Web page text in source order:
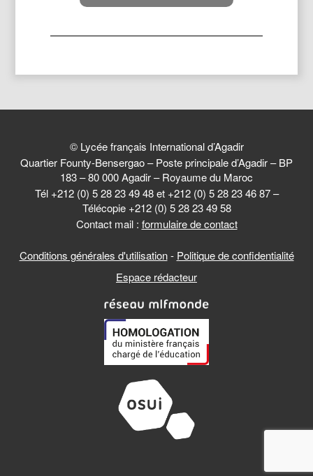
© Lycée français International d’Agadir
Quartier Founty-Bensergao – Poste principale d’Agadir – BP
183 – 80 000 Agadir – Royaume du Maroc
Tél +212 (0) 5 28 23 49 48 et +212 (0) 5 28 23 46 87 –
Télécopie +212 (0) 5 28 23 49 58
Contact mail : formulaire de contact
Conditions générales d'utilisation- Politique de confidentialité
Espace rédacteur